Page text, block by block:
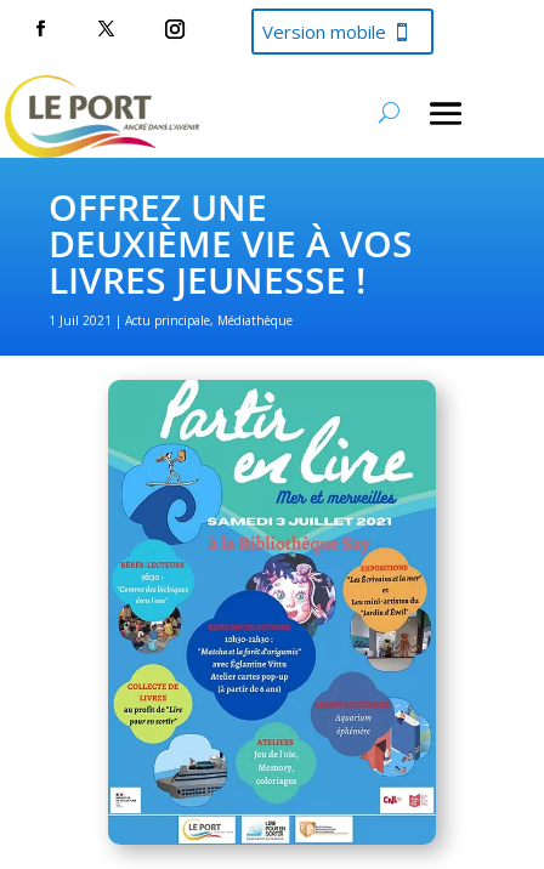
Version mobile
OFFREZ UNE
DEUXIÈME VIE À VOS
LIVRES JEUNESSE !
1 Juil 2021 Actu principale, Médiathèque